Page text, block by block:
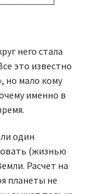
него стала
это известно
но мало кому
именно в
один
(жизнью
Расчет на
планеты не